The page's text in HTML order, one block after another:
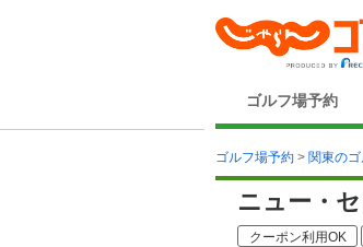
ゴルフ場予約
ゴルフ場予約 > 関東の
ニュー・
クーポン利用OK